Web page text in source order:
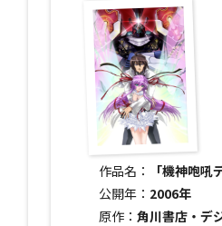
作品名：
「機神咆吼
公開年： 2006年
原作：角川書店・デ